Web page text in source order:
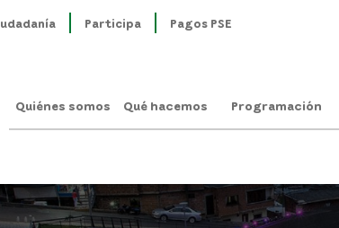
Participa Pagos PSE
Quiénes somos Qué hacemos Programación